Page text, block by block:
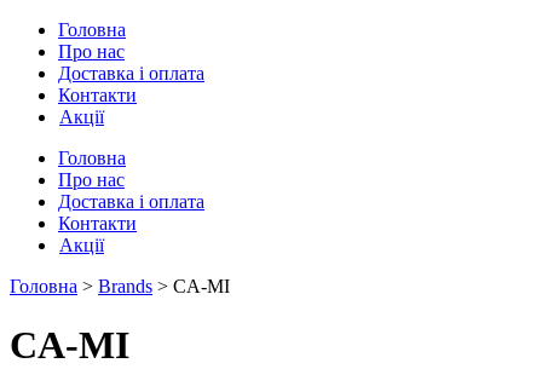
Головна
Про нас
Доставка і оплата
Контакти
Акції
Головна
Про нас
Доставка і оплата
Контакти
Акції
Головна > Brands > CA-MI
CA-MI